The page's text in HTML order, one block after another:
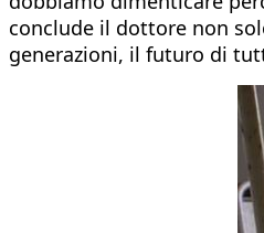
conclude il dottore non
generazioni, il futuro di